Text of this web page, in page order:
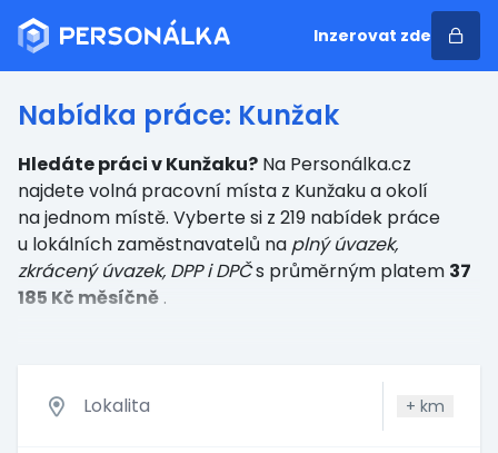
Inzerovat zde
Nabídka práce: Kunžak
Hledáte práci v Kunžaku? Na Personálka.cz
najdete volná pracovní místa z Kunžaku a okolí
na jednom místě. Vyberte si z 219 nabídek práce
u lokálních zaměstnavatelů na plný úvazek,
zkrácený úvazek, DPP i DPČs průměrným platem 37
185 Kč měsíčně .
+ km